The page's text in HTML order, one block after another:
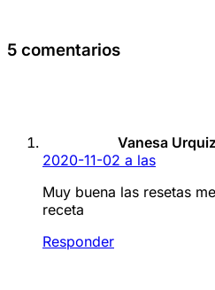
5 comentarios
Vanesa
2020-11-02 a las
Muy buena las resetas
receta
Responder